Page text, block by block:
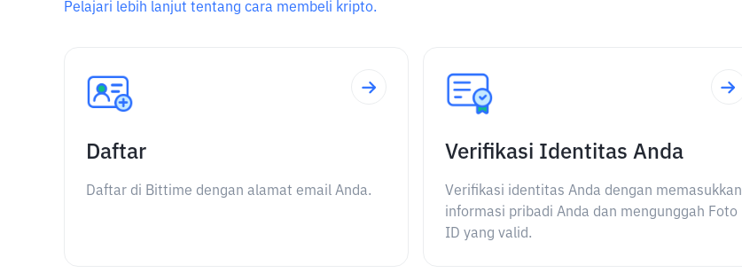
Pelajari lebih lanjut tentang cara membeli kripto.
Daftar
Daftar di Bittime dengan alamat email Anda.
Verifikasi Identitas Anda
Verifikasi identitas Anda dengan memasukkan
informasi pribadi Anda dan mengunggah Foto
ID yang valid.